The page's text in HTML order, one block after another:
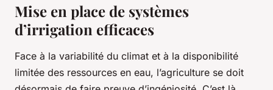
Mise en place de systèmes
d’irrigation efficaces
Face à la variabilité du climat et à la disponibilité
limitée des ressources en eau, l’agriculture se doit